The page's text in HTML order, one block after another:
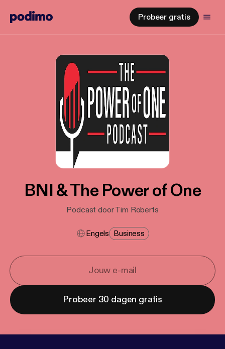
Probeer gratis
BNI & The Power of One
Podcast door Tim Roberts
Engels Business
Probeer 30 dagen gratis